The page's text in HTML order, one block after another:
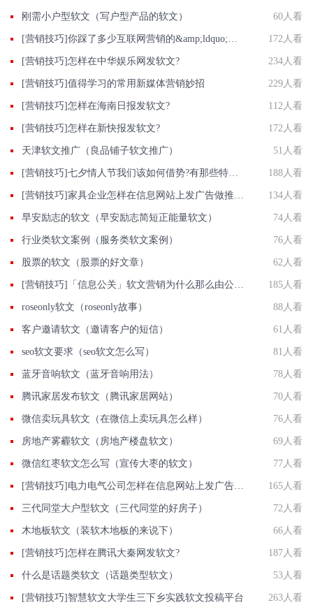
刚需小户型软文（写户型产品的软文） 60人看
172人看
[营销技巧]怎样在中华娱乐网发软文? 234人看
[营销技巧]值得学习的常用新媒体营销妙招 229人看
[营销技巧]怎样在海南日报发软文? 112人看
[营销技巧]怎样在新快报发软文? 172人看
天津软文推广（良品铺子软文推广） 51人看
188人看
134人看
早安励志的软文（早安励志简短正能量软文） 74人看
行业类软文案例（服务类软文案例） 76人看
股票的软文（股票的好文章） 62人看
185人看
roseonly软文（roseonly故事） 88人看
客户邀请软文（邀请客户的短信） 61人看
seo软文要求（seo软文怎么写） 81人看
蓝牙音响软文（蓝牙音响用法） 78人看
腾讯家居发布软文（腾讯家居网站） 70人看
微信卖玩具软文（在微信上卖玩具怎么样） 76人看
房地产雾霾软文（房地产楼盘软文） 69人看
微信红枣软文怎么写（宣传大枣的软文） 77人看
165人看
三代同堂大户型软文（三代同堂的好房子） 72人看
木地板软文（装软木地板的来说下） 66人看
[营销技巧]怎样在腾讯大秦网发软文? 187人看
什么是话题类软文（话题类型软文） 53人看
[营销技巧]智慧软文大学生三下乡实践软文投稿平台 263人看